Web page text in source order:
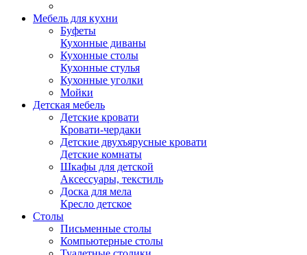
Мебель для кухни
Буфеты
Кухонные диваны
Кухонные столы
Кухонные стулья
Кухонные уголки
Мойки
Детская мебель
Детские кровати
Кровати-чердаки
Детские двухъярусные кровати
Детские комнаты
Шкафы для детской
Аксессуары, текстиль
Доска для мела
Кресло детское
Столы
Письменные столы
Компьютерные столы